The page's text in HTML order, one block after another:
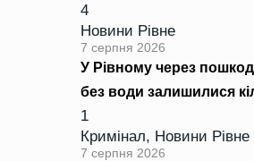
4
Новини Рівне
7 серпня 2026
У Рівному через
без води залишилися
1
Кримінал, Новини Рівне
7 серпня 2026